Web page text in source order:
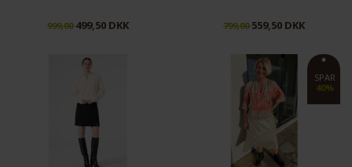
36
999,00499,50 DKK
XS
799,00559,50 DKK
SPAR
40%